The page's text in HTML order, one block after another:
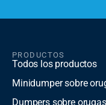
PRODUCTOS
Todos los productos
Minidumper sobre
Dumpers sobre orugas